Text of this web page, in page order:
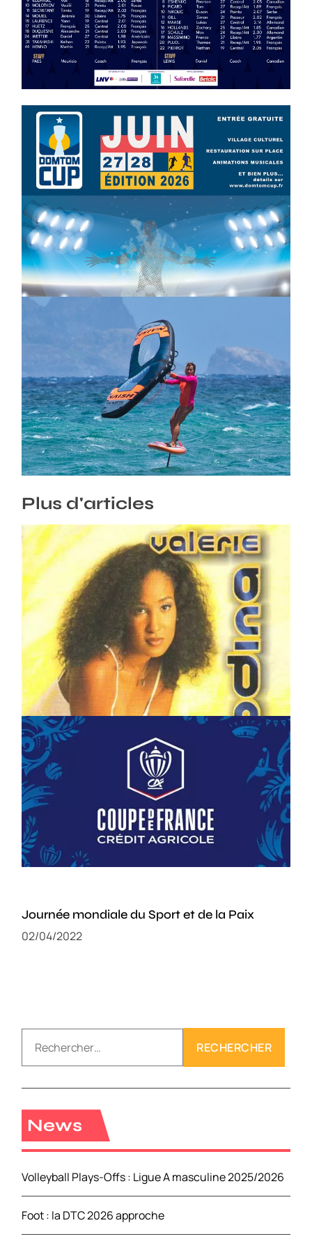
Volleyball Plays-Offs : Ligue A masculine
2025/2026
04/04/2026
Foot : la DTC 2026 approche
03/04/2026
Wingfoil, Vaina Picot : la pépite
Guadeloupéenne
22/10/2025
Plus d'articles
Souvenir : 2018
13/10/2022
FOOT : 109e COUPE DE FRANCE
19/08/2025
Journée mondiale du Sport et de la Paix
02/04/2022
c
h
h
e
:
News
Volleyball Plays-Offs : Ligue A masculine 2025/2026
Foot : la DTC 2026 approche